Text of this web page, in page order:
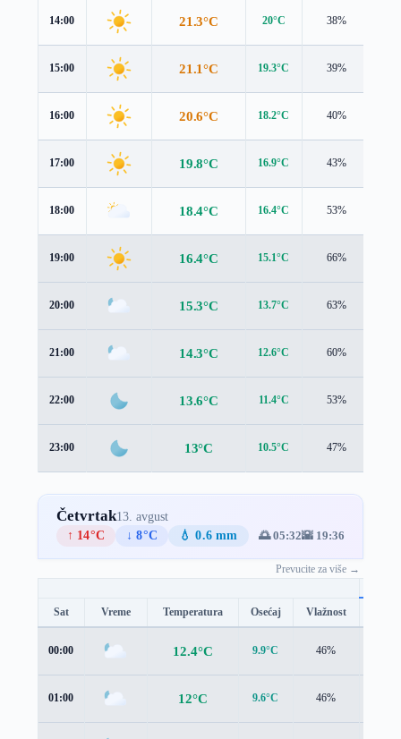
14:00 21.3°C 20°C 38%
15:00 21.1°C 19.3°C 39%
16:00 20.6°C 18.2°C 40%
17:00 19.8°C 16.9°C 43%
18:00 18.4°C 16.4°C 53%
19:00 16.4°C 15.1°C 66%
20:00 15.3°C 13.7°C 63%
21:00 14.3°C 12.6°C 60%
22:00 13.6°C 11.4°C 53%
23:00 13°C 10.5°C 47%
Četvrtak13. avgust
↑ 14°C
↓ 8°C 💧 0.6 mm 🌅 05:32🌇 19:36
Prevucite za više →
Sat Vreme Temperatura Osećaj Vlažnost
00:00 12.4°C 9.9°C 46%
01:00 12°C 9.6°C 46%